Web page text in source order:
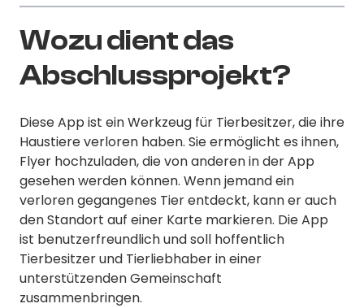
Wozu dient das
Abschlussprojekt?
Diese App ist ein Werkzeug für Tierbesitzer, die ihre
Haustiere verloren haben. Sie ermöglicht es ihnen,
Flyer hochzuladen, die von anderen in der App
gesehen werden können. Wenn jemand ein
verloren gegangenes Tier entdeckt, kann er auch
den Standort auf einer Karte markieren. Die App
ist benutzerfreundlich und soll hoffentlich
Tierbesitzer und Tierliebhaber in einer
unterstützenden Gemeinschaft
zusammenbringen.